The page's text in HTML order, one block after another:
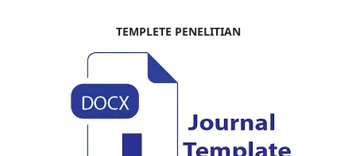
TEMPLETE PENELITIAN